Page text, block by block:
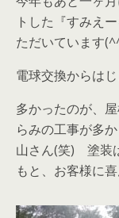
トした『すみえ
ただいています
電球交換からは
多かったのが、
らみの工事が多
山さん(笑) 塗装
もと、お客様に